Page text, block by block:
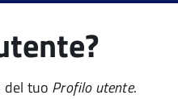
del tuo Profilo utente.